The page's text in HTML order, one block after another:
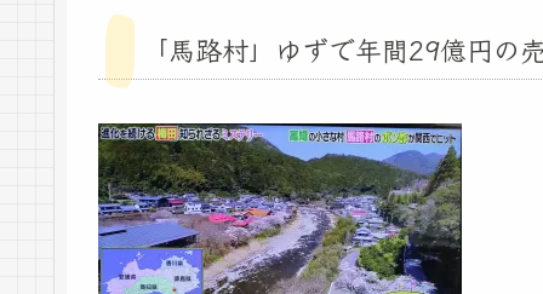
「馬路村」ゆずで年間29億円の